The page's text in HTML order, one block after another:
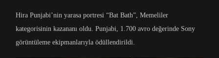
Hira Punjabi’nin yarasa portresi “Bat Bath”, Memeliler
kategorisinin kazananı oldu. Punjabi, 1.700 avro değerinde Sony
görüntüleme ekipmanlarıyla ödüllendirildi.